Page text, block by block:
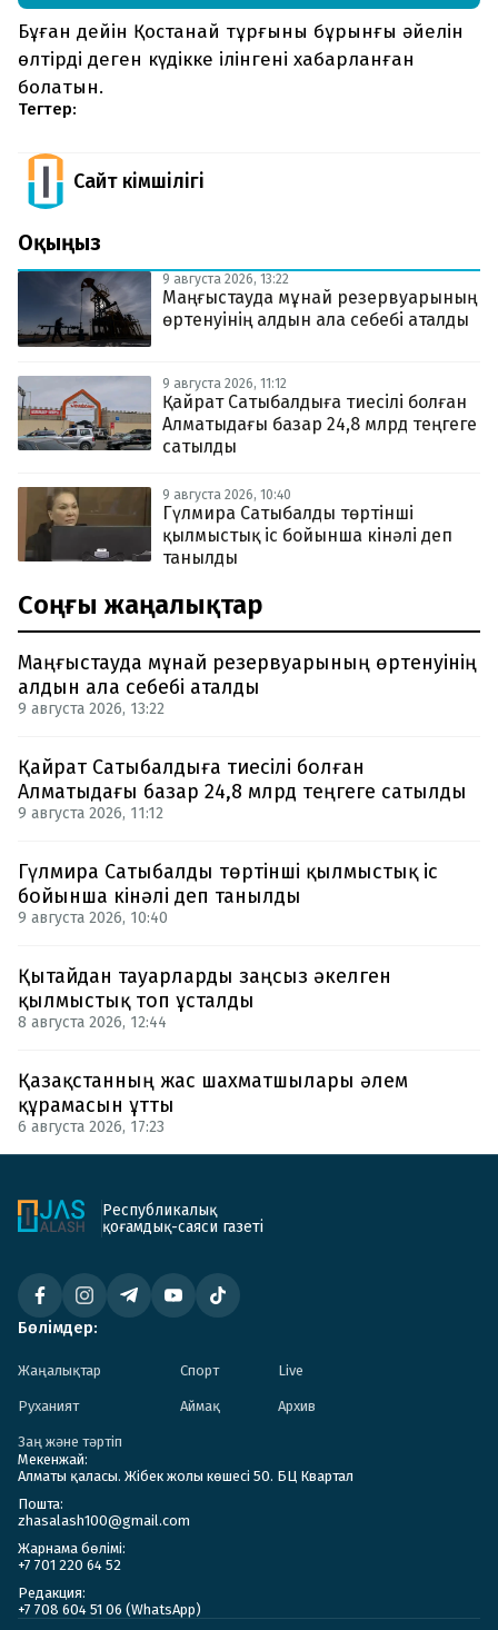
Бұған дейін Қостанай тұрғыны бұрынғы әйелін
өлтірді деген күдікке ілінгені хабарланған
болатын.
Тегтер:
Сайт Әкімшілігі
Оқыңыз
9 августа 2026, 13:22
Маңғыстауда мұнай резервуарының
өртенуінің алдын ала себебі аталды
9 августа 2026, 11:12
Қайрат Сатыбалдыға тиесілі болған
Алматыдағы базар 24,8 млрд теңгеге
сатылды
9 августа 2026, 10:40
Гүлмира Сатыбалды төртінші
қылмыстық іс бойынша кінәлі деп
танылды
Соңғы жаңалықтар
Маңғыстауда мұнай резервуарының өртенуінің
алдын ала себебі аталды
9 августа 2026, 13:22
Қайрат Сатыбалдыға тиесілі болған
Алматыдағы базар 24,8 млрд теңгеге сатылды
9 августа 2026, 11:12
Гүлмира Сатыбалды төртінші қылмыстық іс
бойынша кінәлі деп танылды
9 августа 2026, 10:40
Қытайдан тауарларды заңсыз әкелген
қылмыстық топ ұсталды
8 августа 2026, 12:44
Қазақстанның жас шахматшылары әлем
құрамасын ұтты
6 августа 2026, 17:23
Республикалық
қоғамдық-саяси газеті
Бөлімдер:
Жаңалықтар Спорт Live
Руханият Аймақ Архив
Заң және тәртіп
Мекенжай:
Алматы қаласы. Жібек жолы көшесі 50. БЦ Квартал
Пошта:
zhasalash100@gmail.com
Жарнама бөлімі:
+7 701 220 64 52
Редакция:
+7 708 604 51 06 (WhatsApp)